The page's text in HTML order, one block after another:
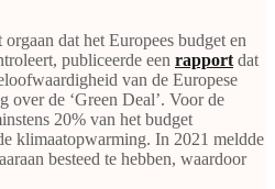
dat het Europees budget en
publiceerde een rapport dat
van de Europese
over de ‘Green Deal’. Voor de
20% van het budget
klimaatopwarming. In 2021 meldde
besteed te hebben, waardoor